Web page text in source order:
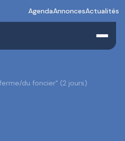
AgendaAnnoncesActualités
du foncier" (2 jours)